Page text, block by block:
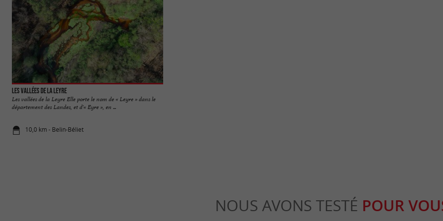
Les Vallées de la Leyre
Les vallées de la Leyre Elle porte le nom de « Leyre » dans le
département des Landes, et d'« Eyre », en ...
10,0 km - Belin-Béliet
NOUS AVONS TESTÉ POUR